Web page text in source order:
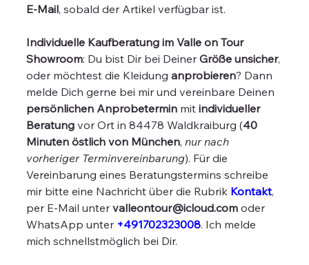
E-Mail, sobald der Artikel verfügbar ist.
Individuelle Kaufberatung im Valle on Tour
Showroom: Du bist Dir bei DeinerGröße unsicher,
oder möchtest die Kleidunganprobieren? Dann
melde Dich gerne bei mir und vereinbare Deinen
persönlichen Anprobetermin mitindividueller
Beratung vor Ort in 84478 Waldkraiburg (40
Minuten östlich von München,nur nach
vorheriger Terminvereinbarung). Für die
Vereinbarung eines Beratungstermins schreibe
mir bitte eine Nachricht über die Rubrik Kontakt,
per E-Mail untervalleontour@icloud.com oder
WhatsApp unter +491702323008. Ich melde
mich schnellstmöglich bei Dir.